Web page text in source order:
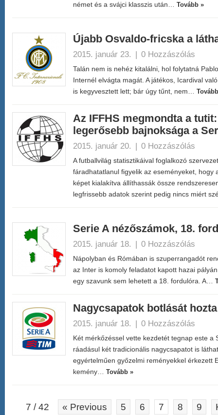
német és a svájci klasszis után… Tovább »
Újabb Osvaldo-fricska a
2015. január 23. | 0 Hozzászólás
Talán nem is nehéz kitalálni, hol folytatná
Internél elvágta magát. A játékos, Icardival
is kegyvesztett lett; bár úgy tűnt, nem…
Az IFFHS megmondta a
legerősebb bajnoksága a
2015. január 20. | 0 Hozzászólás
A futballvilág statisztikáival foglalkozó
fáradhatatlanul figyelik az eseményeket, hogy
képet kialakítva állíthassák össze
legfrissebb adatok szerint pedig nincs miért
Serie A nézőszámok, 18.
2015. január 18. | 0 Hozzászólás
Nápolyban és Rómában is szuperrangadót
az Inter is komoly feladatot kapott hazai
egy szavunk sem lehetett a 18. fordulóra. A…
Nagycsapatok botlását
2015. január 18. | 0 Hozzászólás
Két mérkőzéssel vette kezdetét tegnap este a
ráadásul két tradicionális nagycsapatot is
egyértelműen győzelmi reményekkel érkezett
kemény… Tovább »
7 / 42 « Previous 5 6 7 8 9